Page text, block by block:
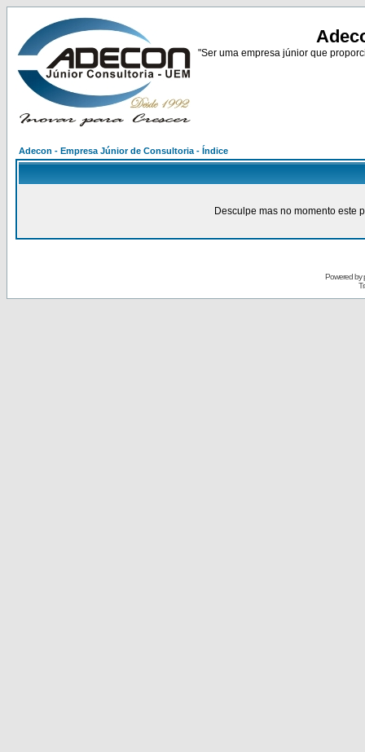
"Ser uma empresa júnior que
Adecon - Empresa Júnior de Consultoria - Índice
Desculpe mas no momento este
Powered by